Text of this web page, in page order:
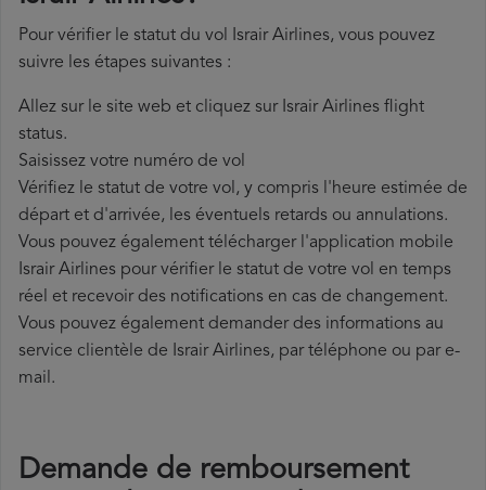
Pour vérifier le statut du vol Israir Airlines, vous pouvez
suivre les étapes suivantes :
Allez sur le site web et cliquez sur Israir Airlines flight
status.
Saisissez votre numéro de vol
Vérifiez le statut de votre vol, y compris l'heure estimée de
départ et d'arrivée, les éventuels retards ou annulations.
Vous pouvez également télécharger l'application mobile
Israir Airlines pour vérifier le statut de votre vol en temps
réel et recevoir des notifications en cas de changement.
Vous pouvez également demander des informations au
service clientèle de Israir Airlines, par téléphone ou par e-
mail.
Demande de remboursement